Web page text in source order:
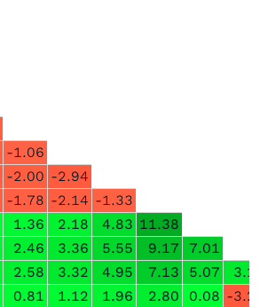
-1.06
-2.00 -2.94
-1.78 -2.14 -1.33
1.36 2.18 4.83 11.38
2.46 3.36 5.55 9.17
7.01
2.58 3.32 4.95 7.13 5.07
0.81 1.12 1.96 2.80 0.08 -